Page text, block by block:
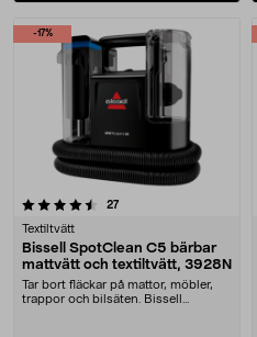
-17%
27recensioner
Textiltvätt
Bissell SpotClean C5 bärbar
mattvätt och textiltvätt, 3928N
Tar bort fläckar på mattor, möbler,
trappor och bilsäten. Bissell
4.5 av 5 stjärnor